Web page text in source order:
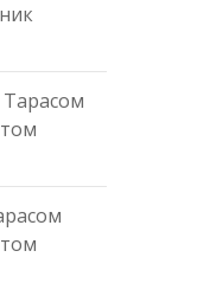
Тарасом